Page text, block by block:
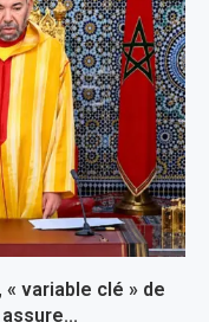
variable clé » de